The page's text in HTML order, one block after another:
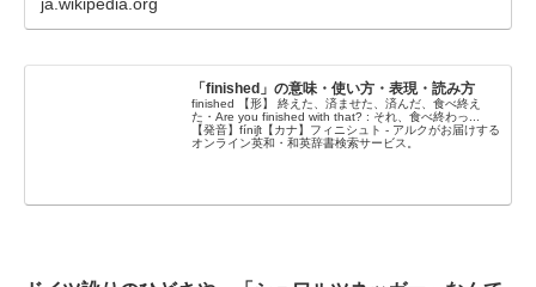
「finished」の意味・使い方・表現・読み方
finished 【形】 終えた、済ませた、済んだ、食べ終え
た・Are you finished with that? : それ、食べ終わっ...
【発音】fíniʃt【カナ】フィニシュト - アルクがお届けする
オンライン英和・和英辞書検索サービス。